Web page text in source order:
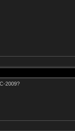
2009?